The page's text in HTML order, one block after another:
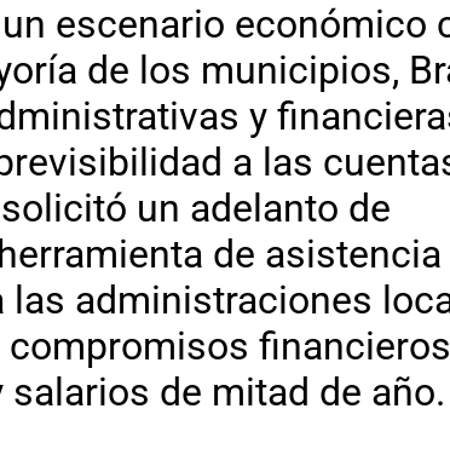
escenario económico
de los municipios,
y
a las
un adelanto de
de asistencia
las administraciones
de mitad de año.